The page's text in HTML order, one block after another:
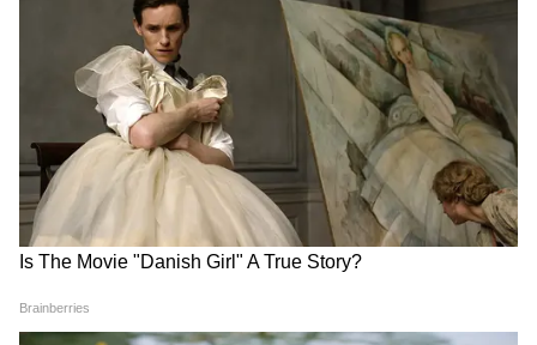
साल 2024 में रिलीज हुई 'देवरा पार्ट 1' में जान्हवी कपूर
पहली बार जूनियर एनटीआर के साथ नजर आई थीं।
फिल्म में दोनों कलाकारों के बीच कई रोमांटिक सीन देखने
को मिले। खासतौर पर 'धीरे धीरे' गाने में दिखाई गई उनकी
केमिस्ट्री ने सोशल मीडिया पर काफी चर्चा बटोरी थी।
फिल्म के गाने, रोमांटिक सीक्वेंस और दोनों सितारों की
जोड़ी को दर्शकों ने खूब पसंद किया, जिसके चलते
जान्हवी कपूर का नाम लंबे समय तक ट्रेंड करता रहा।